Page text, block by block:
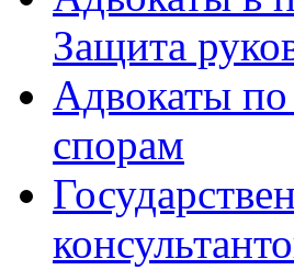
Защита
Адвокаты
спорам